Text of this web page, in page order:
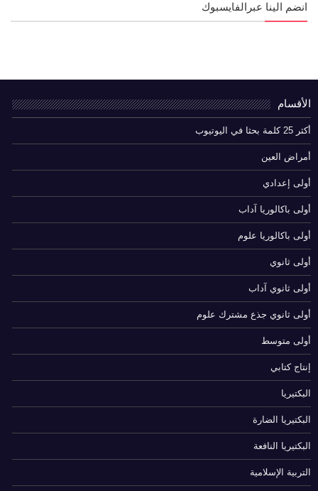
انضم الينا عبرالفايسبوك
الأقسام
أكثر 25 كلمة بحثا في اليوتيوب
أمراض العين
أولى إعدادي
أولى باكالوريا آداب
أولى باكالوريا علوم
أولى ثانوي
أولى ثانوي آداب
أولى ثانوي جذع مشترك علوم
أولى متوسط
إنتاج كتابي
البكتيريا
البكتيريا الضارة
البكتيريا النافعة
التربية الإسلامية